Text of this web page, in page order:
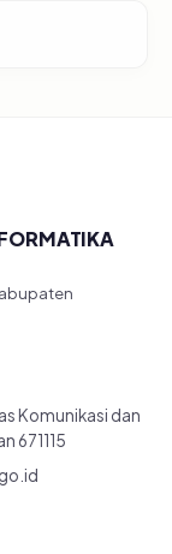
Komunikasi dan
671115